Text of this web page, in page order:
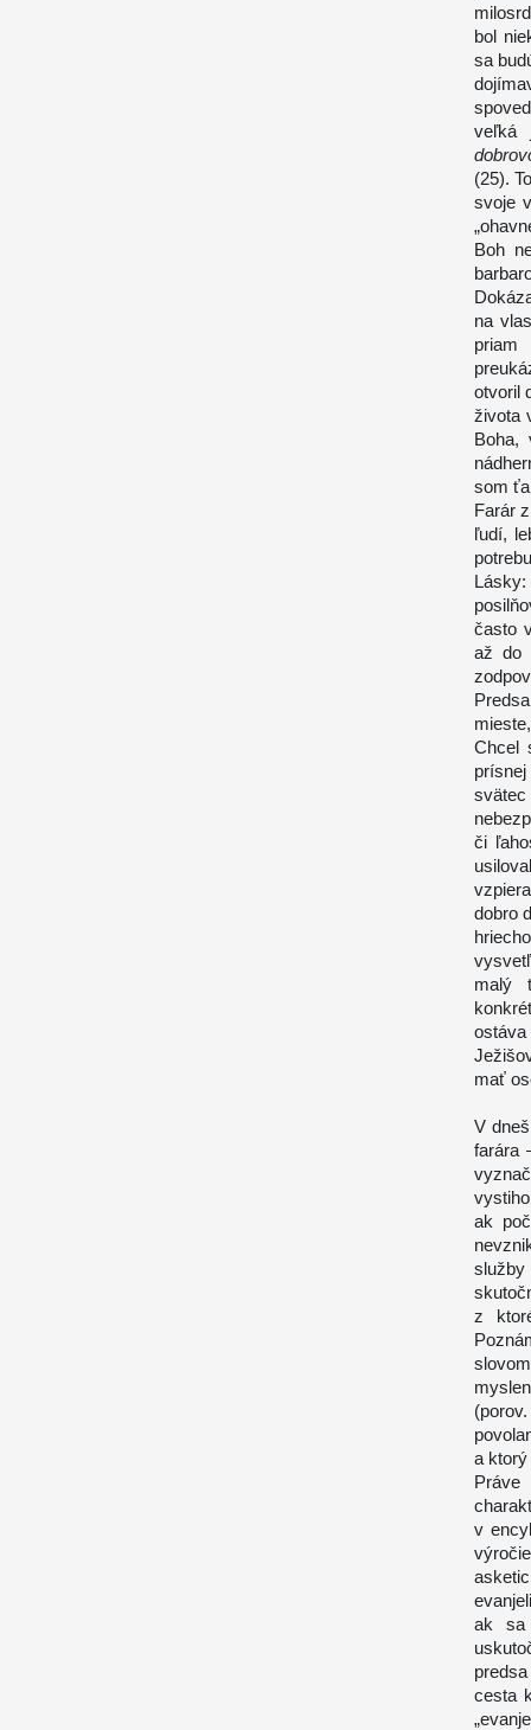
bol
sa
veľká
(25).
svoje
Boh
na
priam
otvoril
života
Boha,
som
Farár
ľudí,
často
až do
Chcel
či
dobro
malý
mať
V
farára
ak
z
a ktorý
Práve
v
ak sa
cesta